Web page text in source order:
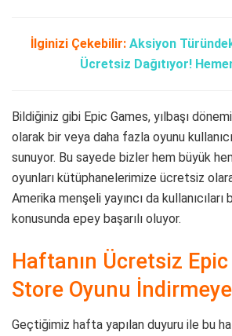
İlginizi Çekebilir: Aksiyon
Ücretsiz Dağıtıyor!
Bildiğiniz gibi Epic Games, yılbaşı
olarak bir veya daha fazla oyunu
sunuyor. Bu sayede bizler hem büyük
oyunları kütüphanelerimize ücretsiz
Amerika menşeli yayıncı da
konusunda epey başarılı oluyor.
Haftanın Ücretsiz
Store Oyunu İndirmeye
Geçtiğimiz hafta yapılan duyuru ile bu